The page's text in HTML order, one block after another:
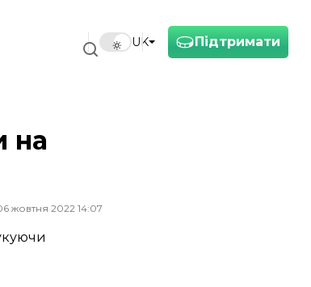
Підтримати
UK
на
жовтня 2022 14:07